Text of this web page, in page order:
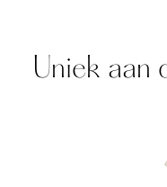
Uniek aan